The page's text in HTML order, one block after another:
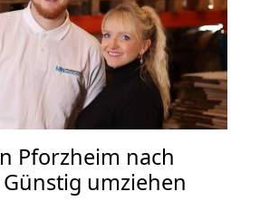
Pforzheim nach
Günstig umziehen